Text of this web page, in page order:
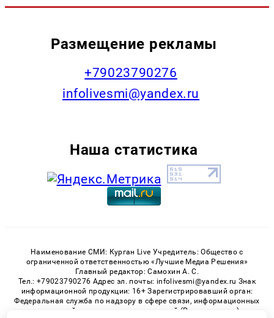
Размещение рекламы
+79023790276
infolivesmi@yandex.ru
Наша статистика
Наименование СМИ: Курган Live Учредитель: Общество с
ограниченной ответственностью «Лучшие Медиа Решения»
Главный редактор: Самохин А. С.
Тел.: +79023790276 Адрес эл. почты: infolivesmi@yandex.ru Знак
информационной продукции: 16+ Зарегистрировавший орган:
Федеральная служба по надзору в сфере связи, информационных
технологий и массовых коммуникаций (Роскомнадзор)